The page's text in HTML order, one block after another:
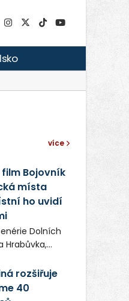
více
Bojovník
místa
ho uvidí
Dolních
Hrabůvka,
Ostravy se
filmu
do kin
rozšiřuje
40